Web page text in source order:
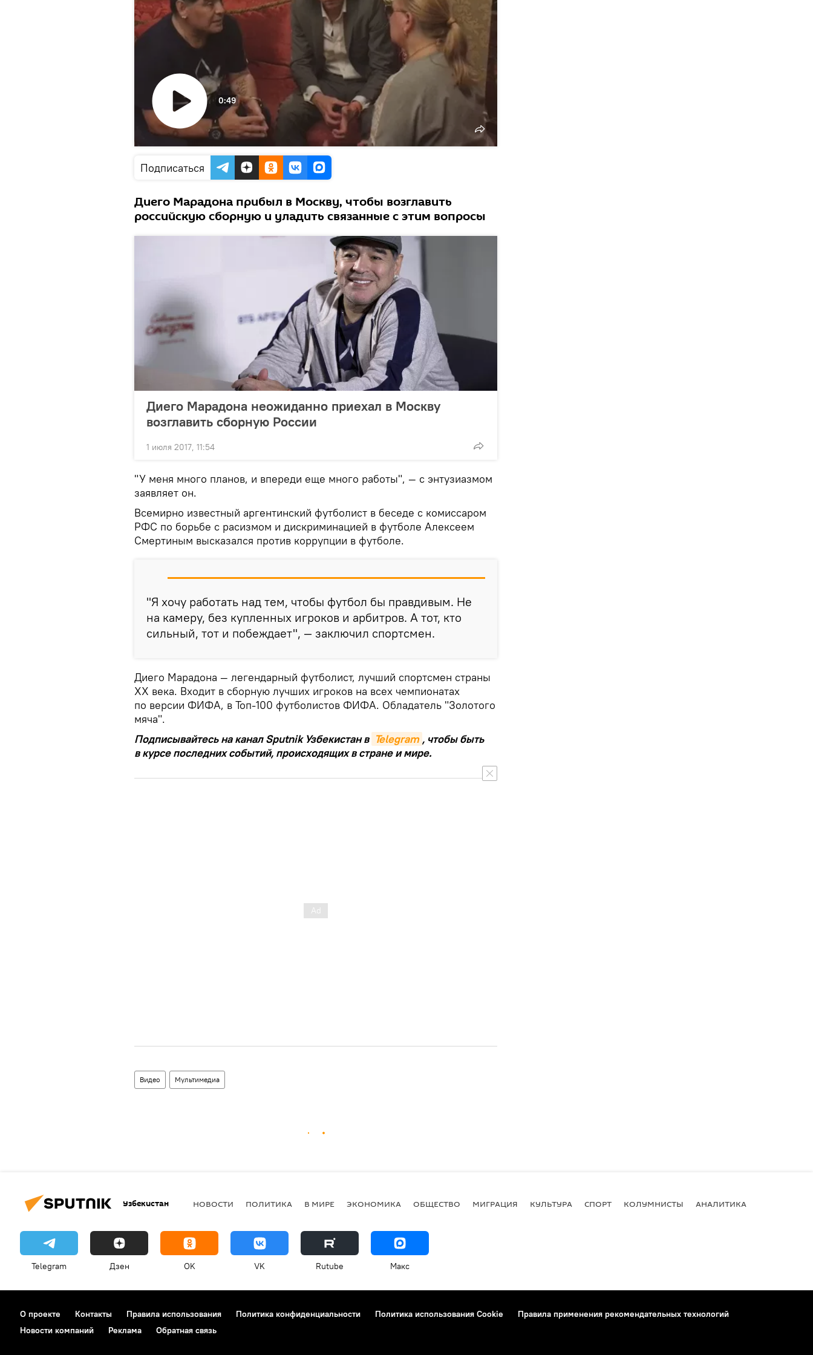
Воспроизвести
0:49
Подписаться
Диего Марадона прибыл в Москву, чтобы возглавить
российскую сборную и уладить связанные с этим вопросы
Диего Марадона неожиданно приехал в Москву
возглавить сборную России
1 июля 2017, 11:54
"У меня много планов, и впереди еще много работы", — с энтузиазмом
заявляет он.
Всемирно известный аргентинский футболист в беседе с комиссаром
РФС по борьбе с расизмом и дискриминацией в футболе Алексеем
Смертиным высказался против коррупции в футболе.
"Я хочу работать над тем, чтобы футбол бы правдивым. Не
на камеру, без купленных игроков и арбитров. А тот, кто
сильный, тот и побеждает", — заключил спортсмен.
Диего Марадона — легендарный футболист, лучший спортсмен страны
XX века. Входит в сборную лучших игроков на всех чемпионатах
по версии ФИФА, в Топ-100 футболистов ФИФА. Обладатель "Золотого
мяча".
Подписывайтесь на канал Sputnik Узбекистан в Telegram , чтобы быть
в курсе последних событий, происходящих в стране и мире.
Видео Мультимедиа
Узбекистан НОВОСТИ ПОЛИТИКА В МИРЕ ЭКОНОМИКА ОБЩЕСТВО МИГРАЦИЯ КУЛЬТУРА СПОРТ КОЛУМНИСТЫ АНАЛИТИКА
Telegram Дзен OK VK Rutube Макс
О проекте Контакты Правила использования Политика конфиденциальности Политика использования Cookie
Правила применения рекомендательных технологий
Новости компаний
Реклама Обратная связь